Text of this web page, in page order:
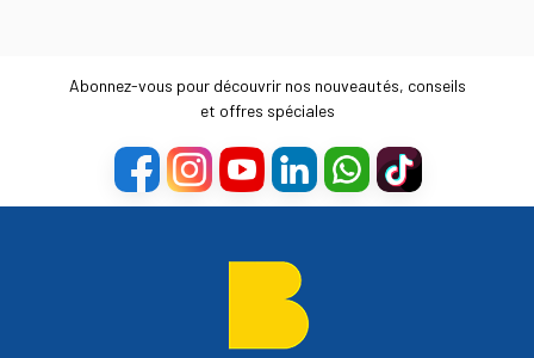
Abonnez-vous pour découvrir nos nouveautés, conseils
et offres spéciales